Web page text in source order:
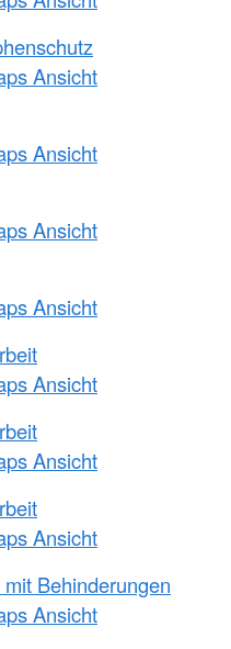
Ansicht
Ansicht
Ansicht
Ansicht
Ansicht
Ansicht
Ansicht
Behinderungen
Ansicht